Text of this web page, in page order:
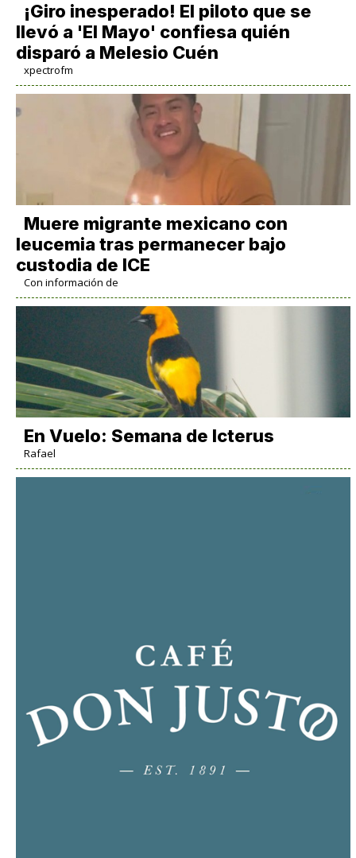
¡Giro inesperado! El piloto que se
llevó a 'El Mayo' confiesa quién
disparó a Melesio Cuén
xpectrofm
Muere migrante mexicano con
leucemia tras permanecer bajo
custodia de ICE
Con información de
En Vuelo: Semana de Icterus
Rafael